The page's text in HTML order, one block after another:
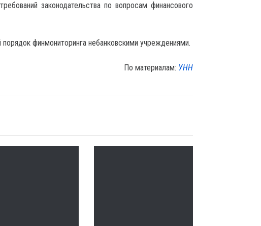
законодательства по вопросам финансового
финмониторинга небанковскими учреждениями.
По материалам: УНН